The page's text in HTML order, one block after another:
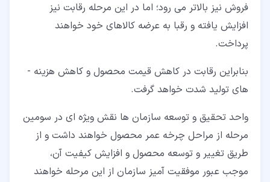
فروش نیز بالاتر می ­رود؛ اما در این مرحله رقابت نیز
افزایش یافته و رقبا به عرضه کالاهای خود خواهند
پرداخت.
بنابراین رقابت در کاهش قیمت محصول و کاهش هزینه ­
های تولید شدت خواهد گرفت.
واحد تحقیق و توسعه سازمان ­ها نقش­ ویژه ­ای در سومین
مرحله از مراحل چرخه عمر محصول خواهند داشت و از
طریق تغییر و توسعه محصول و افزایش کیفیت آن،
موجب عبور موفقیت ­آمیز سازمان از این مرحله خواهند